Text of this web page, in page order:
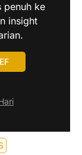
penuh ke
insight